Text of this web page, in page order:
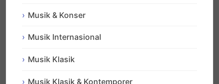
Musik & Konser
Musik Internasional
Musik Klasik
Musik Klasik & Kontemporer